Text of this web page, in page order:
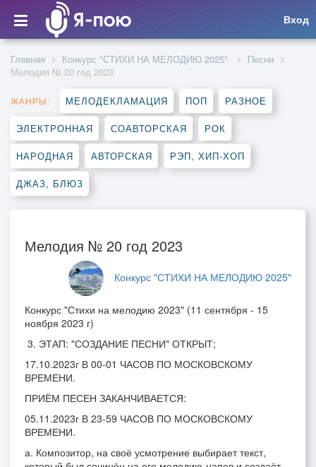
Вход
Главная Конкурс "СТИХИ НА МЕЛОДИЮ 2025"
Песни
Мелодия № 20 год 2023
ЖАНРЫ: МЕЛОДЕКЛАМАЦИЯ ПОП РАЗНОЕ
ЭЛЕКТРОННАЯ СОАВТОРСКАЯ РОК
НАРОДНАЯ АВТОРСКАЯ РЭП, ХИП-ХОП
ДЖАЗ, БЛЮЗ
Мелодия № 20 год 2023
Конкурс "СТИХИ НА МЕЛОДИЮ 2025"
Конкурс "Стихи на мелодию 2023" (11 сентября - 15
ноября 2023 г)
3. ЭТАП: "СОЗДАНИЕ ПЕСНИ" ОТКРЫТ;
17.10.2023г В 00-01 ЧАСОВ ПО МОСКОВСКОМУ
ВРЕМЕНИ.
ПРИЁМ ПЕСЕН ЗАКАНЧИВАЕТСЯ:
05.11.2023г В 23-59 ЧАСОВ ПО МОСКОВСКОМУ
ВРЕМЕНИ.
а. Композитор, на своё усмотрение выбирает текст,